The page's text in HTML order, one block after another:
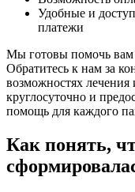
Удобные и
платежи
Мы готовы помочь вам
Обратитесь к нам за
возможностях лечения
круглосуточно и
помощь для каждого
Как понять,